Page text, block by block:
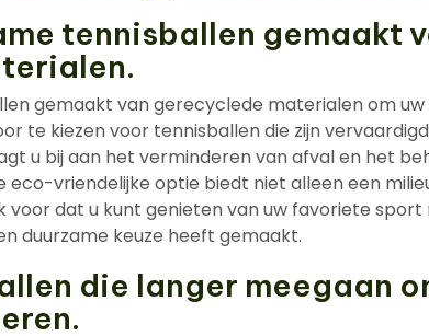
tennisballen gemaakt
gemaakt van gerecyclede materialen om
te kiezen voor tennisballen die zijn
u bij aan het verminderen van afval en het
eco-vriendelijke optie biedt niet alleen een
dat u kunt genieten van uw favoriete sport
duurzame keuze heeft gemaakt.
die langer meegaan